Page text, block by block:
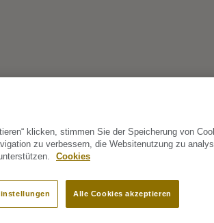
klicken, stimmen Sie der Speicherung von
zu verbessern, die Websitenutzung zu
Cookies
Alle Cookies akzeptieren